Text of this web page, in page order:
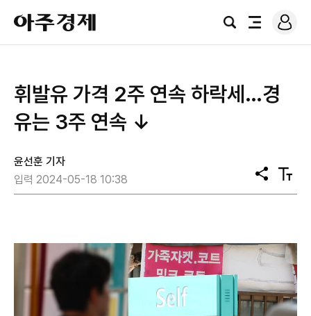
아
주
경
검
전
로
그
휘발유 가격 2주 연속 하락세…경
유는 3주 연속 ↓
윤선훈 기자
입력 2024-05-18 10:38
공
유
텍
스